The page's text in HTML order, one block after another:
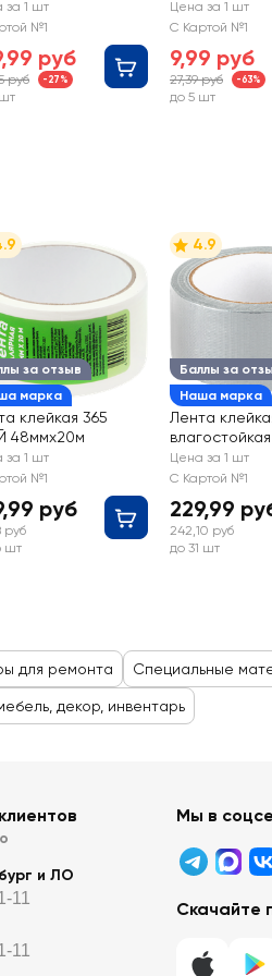
5м Арт. 6890
за 1 шт
№1
руб
руб -27%
натуральной
и деревянной
Цена за 1 шт
С Картой №1
9,99 руб
27,39 руб -63%
до 5 шт
за отзыв
марка
клейкая 365
48ммх20м
за 1 шт
№1
руб
руб
шт
Баллы за
Наша марка
4.9
Лента
48ммх20м
Цена за 1 шт
С Картой №1
229,99
242,10 руб
до 31 шт
для ремонта Специальные
декор, инвентарь
и ЛО
11
11
Мы в
Скачайте